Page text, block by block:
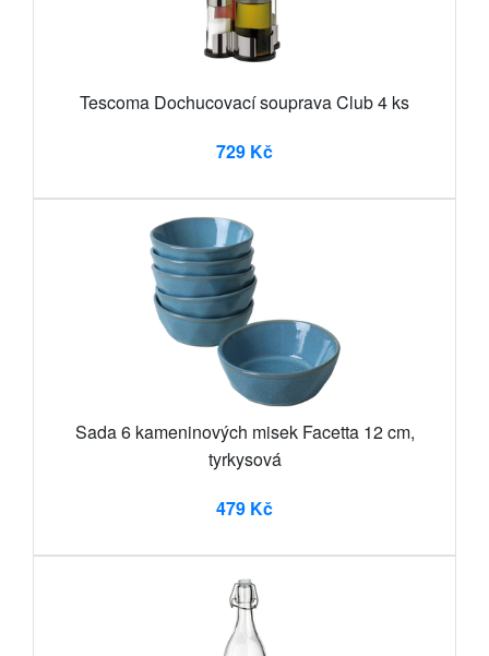
Tescoma Dochucovací souprava Club 4 ks
729 Kč
Sada 6 kameninových misek Facetta 12 cm,
tyrkysová
479 Kč